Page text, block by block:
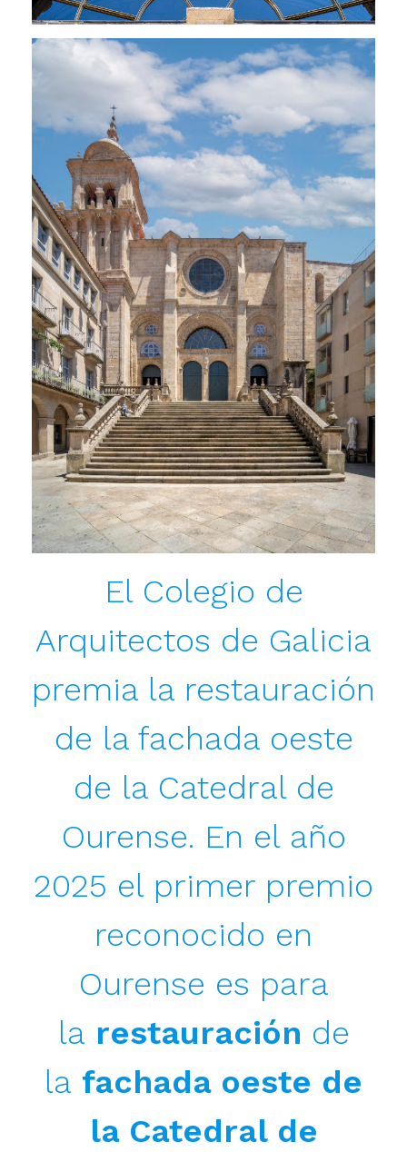
El Colegio de
Arquitectos de Galicia
premia la restauración
de la fachada oeste
de la Catedral de
Ourense. En el año
2025 el primer premio
reconocido en
Ourense es para
la restauración de
la fachada oeste de
la Catedral de